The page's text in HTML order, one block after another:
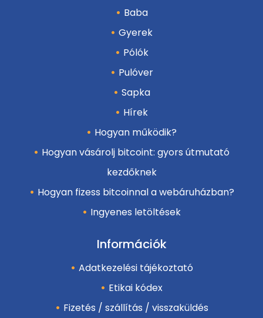
Baba
Gyerek
Pólók
Pulóver
Sapka
Hírek
Hogyan működik?
Hogyan vásárolj bitcoint: gyors útmutató
kezdőknek
Hogyan fizess bitcoinnal a webáruházban?
Ingyenes letöltések
Információk
Adatkezelési tájékoztató
Etikai kódex
Fizetés / szállítás / visszaküldés